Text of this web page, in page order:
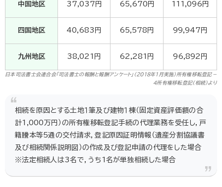
中国地区 37,037円 65,670円 111,096円
四国地区 40,683円 65,578円 99,947円
九州地区 38,021円 62,281円 96,892円
日本司法書士会連合会「司法書士の報酬と報酬アンケート」（2018年1月実施）所有権移転登記－
4所有権移転登記（相続）より
相続を原因とする土地１筆及び建物１棟（固定資産評価額の合
計1,000万円）の所有権移転登記手続の代理業務を受任し，戸
籍謄本等5通の交付請求，登記原因証明情報（遺産分割協議書
及び相続関係説明図）の作成及び登記申請の代理をした場合
※法定相続人は3名で，うち1名が単独相続した場合